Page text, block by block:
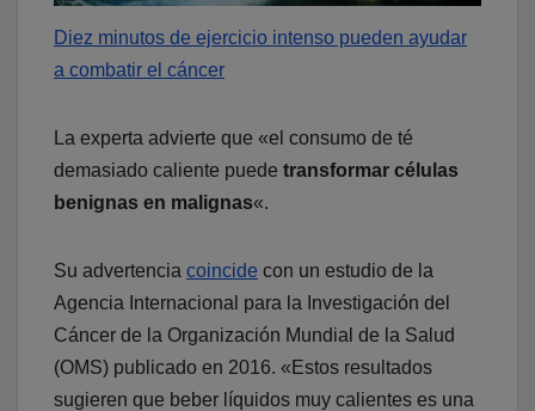
Diez minutos de ejercicio intenso pueden ayudar
a combatir el cáncer
La experta advierte que «el consumo de té
demasiado caliente puede transformar células
benignas en malignas«.​
Su advertencia coincide con un estudio de la
Agencia Internacional para la Investigación del
Cáncer de la Organización Mundial de la Salud
(OMS) publicado en 2016. «Estos resultados
sugieren que beber líquidos muy calientes es una